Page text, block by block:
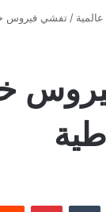
عالمية / تفشي فيروس